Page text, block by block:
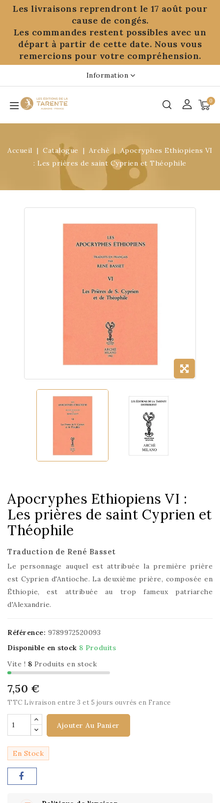
Les livraisons reprendront le 17 août pour
cause de congés.
Les commandes restent possibles avec un
départ à partir de cette date. Nous vous
remercions pour votre compréhension.
Information
0
Accueil Catalogue Archè
Apocryphes Ethiopiens VI
: Les prières de saint Cyprien et Théophile
Apocryphes Ethiopiens VI :
Les prières de saint Cyprien et
Théophile
Traduction de René Basset
Le personnage auquel est attribuée la première prière
est Cyprien d'Antioche. La deuxième prière, composée en
Éthiopie, est attribuée au trop fameux patriarche
d'Alexandrie.
Référence: 9789972520093
Disponible en stock 8 Produits
Vite ! 8 Produits en stock
7,50 €
TTC Livraison entre 3 et 5 jours ouvrés en France
Ajouter Au Panier
En Stock
Panneau de gestion des cookies